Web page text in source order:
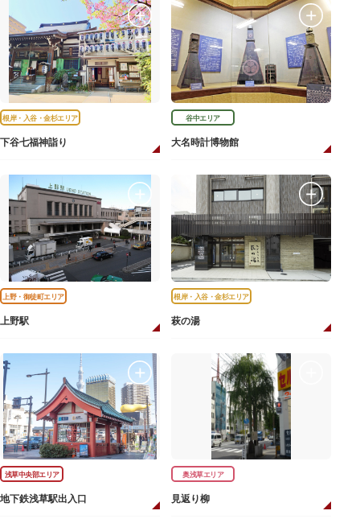
根岸・入谷・金杉エリア
下谷七福神詣り
谷中エリア
大名時計博物館
上野・御徒町エリア
上野駅
根岸・入谷・金杉エリア
萩の湯
浅草中央部エリア
地下鉄浅草駅出入口
奥浅草エリア
見返り柳